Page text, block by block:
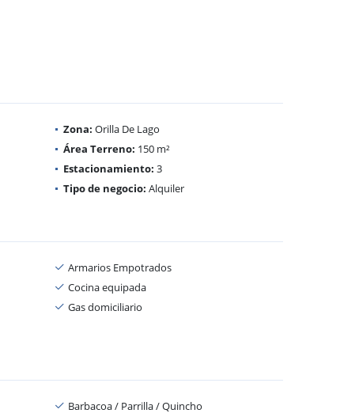
Zona: Orilla De Lago
Área Terreno: 150 m²
Estacionamiento: 3
Tipo de negocio: Alquiler
Armarios Empotrados
Cocina equipada
Gas domiciliario
Barbacoa / Parrilla / Quincho